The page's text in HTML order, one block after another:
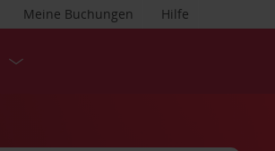
Hilfe
Meine Buchungen